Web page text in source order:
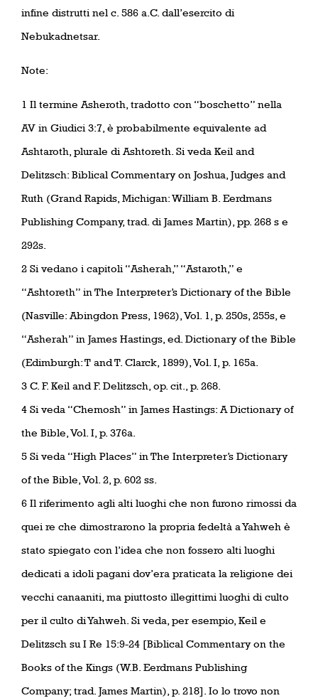
infine distrutti nel c. 586 a.C. dall’esercito di
Nebukadnetsar.
Note:
1 Il termine Asheroth, tradotto con “boschetto” nella
AV in Giudici 3:7, è probabilmente equivalente ad
Ashtaroth, plurale di Ashtoreth. Si veda Keil and
Delitzsch: Biblical Commentary on Joshua, Judges and
Ruth (Grand Rapids, Michigan: William B. Eerdmans
Publishing Company, trad. di James Martin), pp. 268 s e
292s.
2 Si vedano i capitoli “Asherah,” “Astaroth,” e
“Ashtoreth” in The Interpreter’s Dictionary of the Bible
(Nasville: Abingdon Press, 1962), Vol. 1, p. 250s, 255s, e
“Asherah” in James Hastings, ed. Dictionary of the Bible
(Edimburgh: T and T. Clarck, 1899), Vol. I, p. 165a.
3 C. F. Keil and F. Delitzsch, op. cit., p. 268.
4 Si veda “Chemosh” in James Hastings: A Dictionary of
the Bible, Vol. I, p. 376a.
5 Si veda “High Places” in The Interpreter’s Dictionary
of the Bible, Vol. 2, p. 602 ss.
6 Il riferimento agli alti luoghi che non furono rimossi da
quei re che dimostrarono la propria fedeltà a Yahweh è
stato spiegato con l’idea che non fossero alti luoghi
dedicati a idoli pagani dov’era praticata la religione dei
vecchi canaaniti, ma piuttosto illegittimi luoghi di culto
per il culto di Yahweh. Si veda, per esempio, Keil e
Delitzsch su I Re 15:9-24 [Biblical Commentary on the
Books of the Kings (W.B. Eerdmans Publishing
Company; trad. James Martin), p. 218]. Io lo trovo non